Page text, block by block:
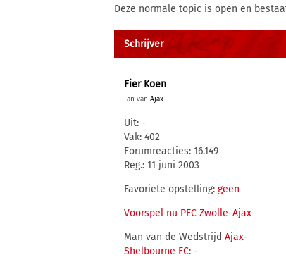
Deze normale topic is open en
Schrijver
Fier Koen
Fan van Ajax
Uit: -
Vak: 402
Forumreacties: 16.149
Reg.: 11 juni 2003
Favoriete opstelling: geen
Voorspel nu PEC Zwolle-Ajax
Man van de Wedstrijd Ajax-
Shelbourne FC: -